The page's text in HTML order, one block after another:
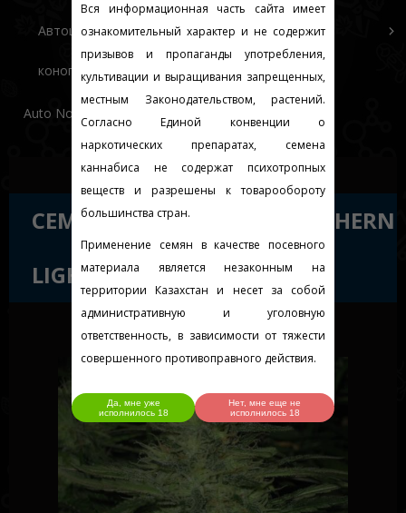
Вся информационная часть сайта имеет
ознакомительный характер и не содержит
призывов и пропаганды употребления,
культивации и выращивания запрещенных,
местным Законодательством, растений.
Согласно Единой конвенции о
наркотических препаратах, семена
каннабиса не содержат психотропных
веществ и разрешены к товарообороту
большинства стран.
Применение семян в качестве посевного
материала является незаконным на
территории Казахстан и несет за собой
административную и уголовную
ответственность, в зависимости от тяжести
совершенного противоправного действия.
Да, мне уже
исполнилось 18
Нет, мне еще не
исполнилось 18
Автоцветущие феминизированные семена
конопли
Auto Northern Lights Feminised Silver
СЕМЕНА СОРТА AUTO NORTHERN
LIGHTS FEMINISED SILVER